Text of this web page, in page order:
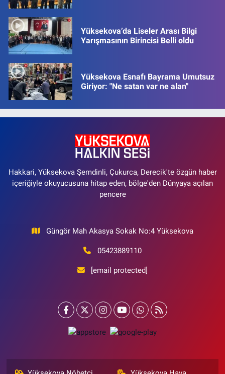
Yüksekova’da Liseler Arası Bilgi
Yarışmasının Birincisi Belli oldu
Yüksekova Esnafı Bayrama Umutsuz
Giriyor: "Ne satan var ne alan"
Hakkari, Yüksekova Şemdinli, Çukurca, Derecik'te özgün haber
içeriğiyle okuyucusuna hitap eden, bölge'den Dünyaya açılan
pencere
Güngör Mah Akasya Sokak No:4 Yüksekova
05423889110
[email protected]